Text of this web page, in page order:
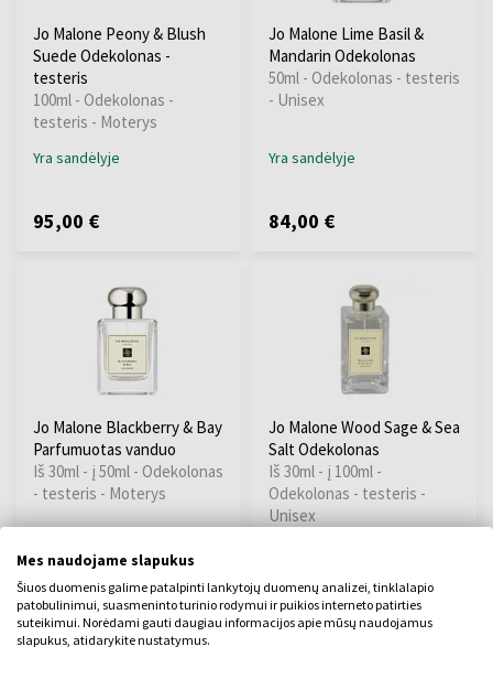
Jo Malone Peony & Blush
Suede Odekolonas -
testeris
100ml - Odekolonas -
testeris - Moterys
Yra sandėlyje
95,00 €
Jo Malone Lime Basil &
Mandarin Odekolonas
50ml - Odekolonas - testeris
- Unisex
Yra sandėlyje
84,00 €
Jo Malone Blackberry & Bay
Parfumuotas vanduo
Iš 30ml - į 50ml - Odekolonas
- testeris - Moterys
Yra sandėlyje
iš49,00 €į87,00 €
Jo Malone Wood Sage & Sea
Salt Odekolonas
Iš 30ml - į 100ml -
Odekolonas - testeris -
Unisex
iš 62,00 €į 111,00 €
Mes naudojame slapukus
Šiuos duomenis galime patalpinti lankytojų duomenų analizei, tinklalapio
patobulinimui, suasmeninto turinio rodymui ir puikios interneto patirties
suteikimui. Norėdami gauti daugiau informacijos apie mūsų naudojamus
slapukus, atidarykite nustatymus.